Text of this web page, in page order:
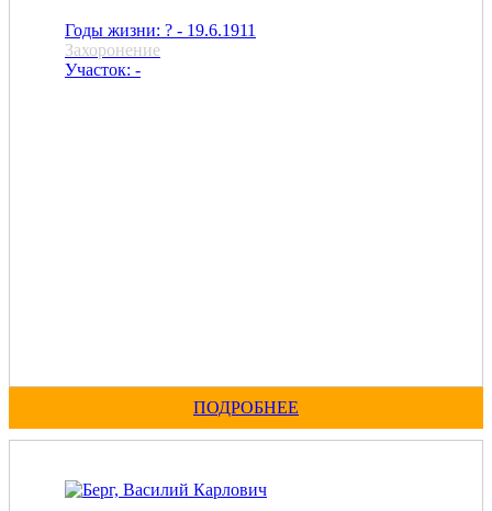
Годы жизни: ? - 19.6.1911
Захоронение
Участок: -
ПОДРОБНЕЕ